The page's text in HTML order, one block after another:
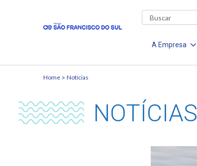
A Empresa
Home Notícias
NOTÍCIAS